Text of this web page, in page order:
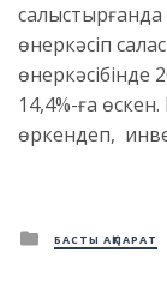
салыстырғанда
өнеркәсіп
өнеркәсібінде
14,4%-ға
өркендеп,
Posted
in
БАСТЫ АҚПАРАТ